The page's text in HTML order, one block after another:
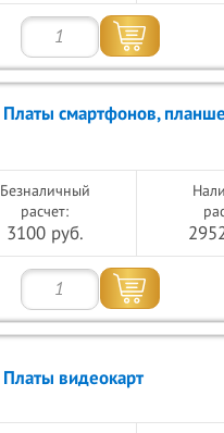
Платы смартфонов,
Безналичный
расчет:
3100 руб.
Платы видеокарт